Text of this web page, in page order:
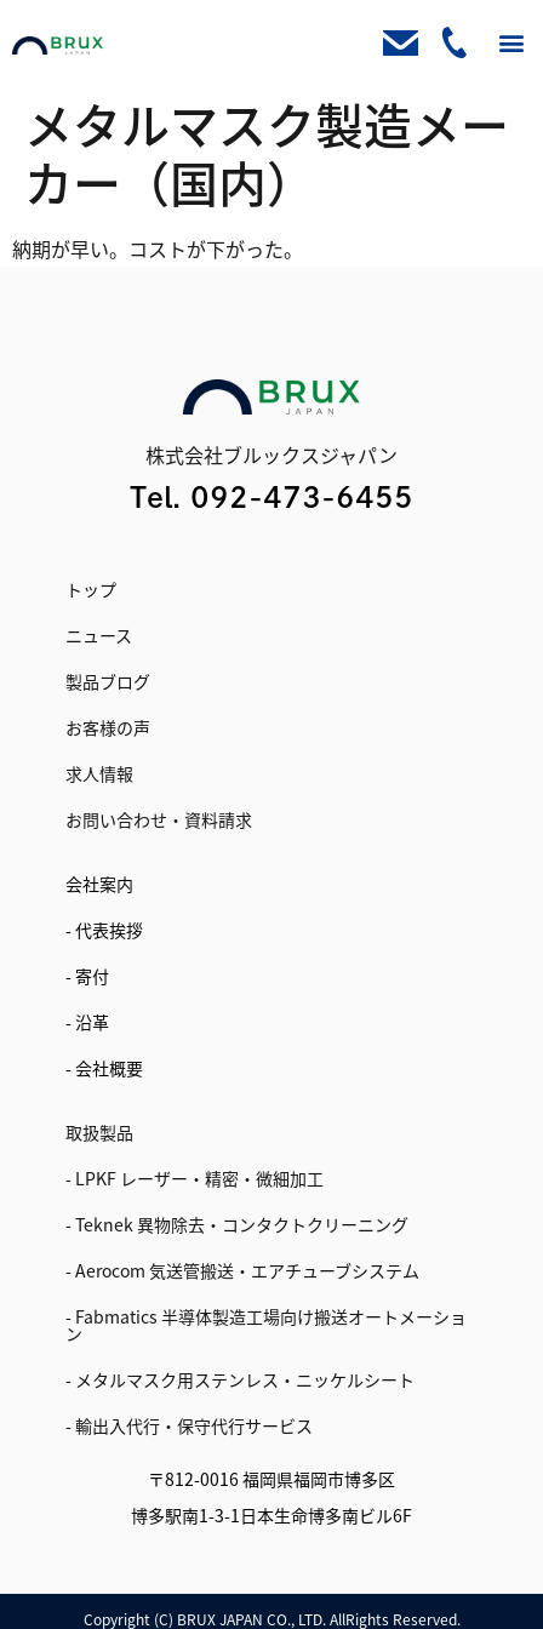
メタルマスク製造メー
カー（国内）
納期が早い。コストが下がった。
株式会社ブルックスジャパン
Tel. 092-473-6455
トップ
ニュース
製品ブログ
お客様の声
求人情報
お問い合わせ・資料請求
会社案内
- 代表挨拶
- 寄付
- 沿革
- 会社概要
取扱製品
- LPKF レーザー・精密・微細加工
- Teknek 異物除去・コンタクトクリーニング
- Aerocom 気送管搬送・エアチューブシステム
- Fabmatics 半導体製造工場向け搬送オートメーショ
ン
- メタルマスク用ステンレス・ニッケルシート
- 輸出入代行・保守代行サービス
〒812-0016 福岡県福岡市博多区
博多駅南1-3-1日本生命博多南ビル6F
Copyright (C) BRUX JAPAN CO., LTD. AllRights Reserved.